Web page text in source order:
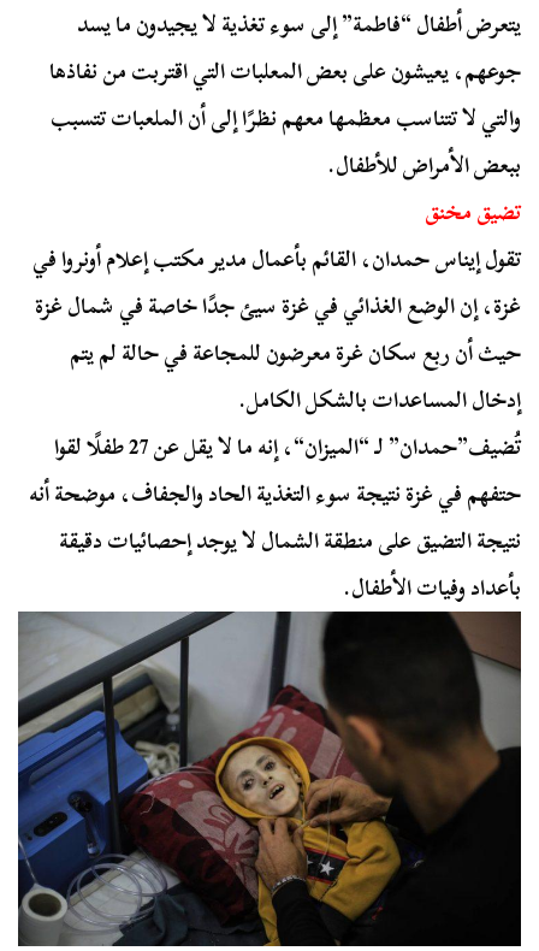
يتعرض أطفال “فاطمة” إلى سوء تغذية لا يجيدون ما يسد
جوعهم، يعيشون على بعض المعلبات التي اقتربت من نفاذها
والتي لا تتناسب معظمها معهم نظرًا إلى أن الملعبات تتسبب
ببعض الأمراض للأطفال.
تضيق مخنق
تقول إيناس حمدان، القائم بأعمال مدير مكتب إعلام أونروا في
غزة، إن الوضع الغذائي في غزة سيئ جدًا خاصة في شمال غزة
حيث أن ربع سكان غرة معرضون للمجاعة في حالة لم يتم
إدخال المساعدات بالشكل الكامل.
تُضيف”حمدان” لـ “الميزان
“، إنه ما لا يقل عن 27 طفلًا لقوا
حتفهم في غزة نتيجة سوء التغذية الحاد والجفاف، موضحة أنه
نتيجة التضيق على منطقة الشمال لا يوجد إحصائيات دقيقة
بأعداد وفيات الأطفال.